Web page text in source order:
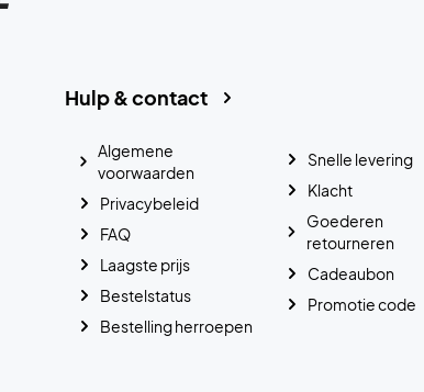
Hulp & contact
Algemene
voorwaarden
Privacybeleid
FAQ
Laagste prijs
Bestelstatus
Bestelling herroepen
Snelle levering
Klacht
Goederen
retourneren
Cadeaubon
Promotie code